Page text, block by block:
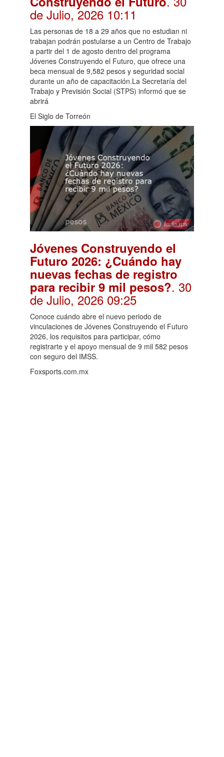
de Julio, 2026 10:11
Las personas de 18 a 29 años que no estudian ni
trabajan podrán postularse a un Centro de Trabajo
a partir del 1 de agosto dentro del programa
Jóvenes Construyendo el Futuro, que ofrece una
beca mensual de 9,582 pesos y seguridad social
durante un año de capacitación.La Secretaría del
Trabajo y Previsión Social (STPS) informó que se
abrirá
El Siglo de Torreón
Jóvenes Construyendo el
Futuro 2026: ¿Cuándo hay
nuevas fechas de registro
para recibir 9 mil pesos?. 30
de Julio, 2026 09:25
Conoce cuándo abre el nuevo periodo de
vinculaciones de Jóvenes Construyendo el Futuro
2026, los requisitos para participar, cómo
registrarte y el apoyo mensual de 9 mil 582 pesos
con seguro del IMSS.
Foxsports.com.mx